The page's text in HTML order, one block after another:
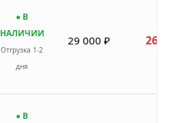
● В
НАЛИЧИИ
Отгрузка 1-2
дня
29 000 ₽ 26
● В